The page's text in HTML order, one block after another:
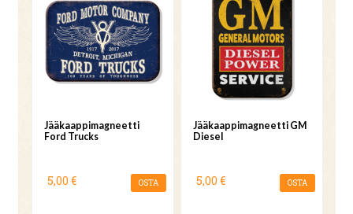
Jääkaappimagneetti
Ford Trucks
5,00 € OSTA
Jääkaappimagneetti GM
Diesel
5,00 € OSTA